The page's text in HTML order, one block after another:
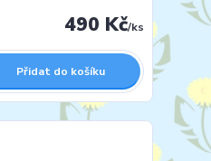
490 Kč/ks
Přidat do košíku